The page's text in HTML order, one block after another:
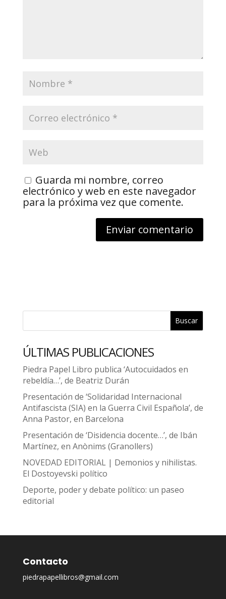
Guarda mi nombre, correo
electrónico y web en este navegador
para la próxima vez que comente.
Buscar
ÚLTIMAS PUBLICACIONES
Piedra Papel Libro publica ‘Autocuidados en
rebeldía…’, de Beatriz Durán
Presentación de ‘Solidaridad Internacional
Antifascista (SIA) en la Guerra Civil Española’, de
Anna Pastor, en Barcelona
Presentación de ‘Disidencia docente…’, de Ibán
Martínez, en Anònims (Granollers)
NOVEDAD EDITORIAL | Demonios y nihilistas.
El Dostoyevski político
Deporte, poder y debate político: un paseo
editorial
Contacto
piedrapapellibros@gmail.com